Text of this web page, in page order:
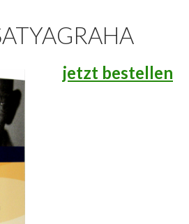
jetzt bestellen